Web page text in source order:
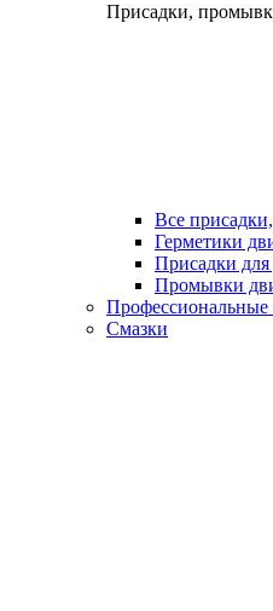
Присадки,
Все
Герметики
Присадки для
Промывки
Профессиональные
Смазки